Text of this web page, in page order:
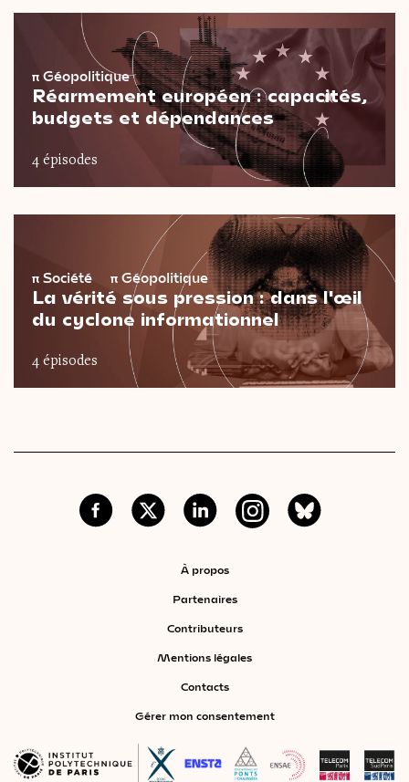
π Géopolitique
Réarmement européen : capacités,
budgets et dépendances
4 épisodes
π Société π Géopolitique
La vérité sous pression : dans l'œil
du cyclone informationnel
4 épisodes
À propos
Partenaires
Contributeurs
Mentions légales
Contacts
Gérer mon consentement